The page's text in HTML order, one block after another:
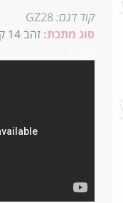
קוד דגם: GZ28
סוג מתכת: זהב 14 קראט